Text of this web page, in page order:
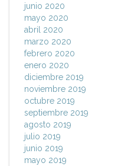
junio 2020
mayo 2020
abril 2020
marzo 2020
febrero 2020
enero 2020
diciembre 2019
noviembre 2019
octubre 2019
septiembre 2019
agosto 2019
julio 2019
junio 2019
mayo 2019